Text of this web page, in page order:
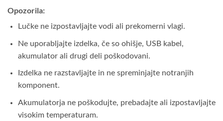
Opozorila:
Lučke ne izpostavljajte vodi ali prekomerni vlagi.
Ne uporabljajte izdelka, če so ohišje, USB kabel,
akumulator ali drugi deli poškodovani.
Izdelka ne razstavljajte in ne spreminjajte notranjih
komponent.
Akumulatorja ne poškodujte, prebadajte ali izpostavljajte
visokim temperaturam.